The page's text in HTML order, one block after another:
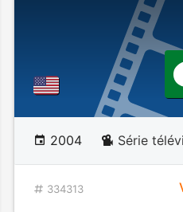
2004 Série
334313